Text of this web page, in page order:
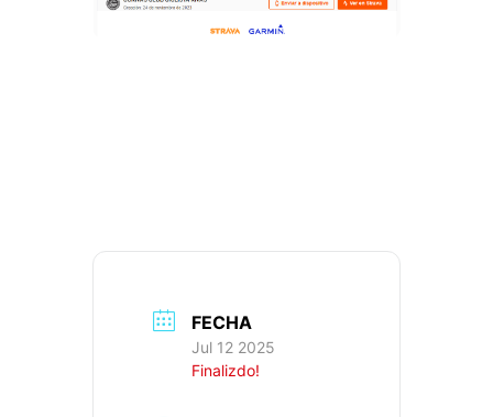
FECHA
Jul 12 2025
Finalizdo!